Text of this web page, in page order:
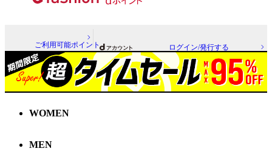
ご利用可能ポイント ログイン/発行する
WOMEN
MEN